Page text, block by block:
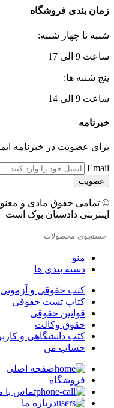
زمان بندی فروشگاه
شنبه تا چهار شنبه:
ساعت 9 الی 17
پنج شنبه ها:
ساعت 9 الی 14
خبرنامه
برای عضویت در خبرنامه
Email
© تمامی حقوق مادی و
اینترنتی دادستان بوک است
منو
دسته بندی ها
کتب حقوقی و آزمونی
کتاب تست حقوقی
قوانین حقوقی
حقوق وکالت
کتب دانشگاهی و
حساب من
صفحه اصلی
فروشگاه
تماس با
درباره ما